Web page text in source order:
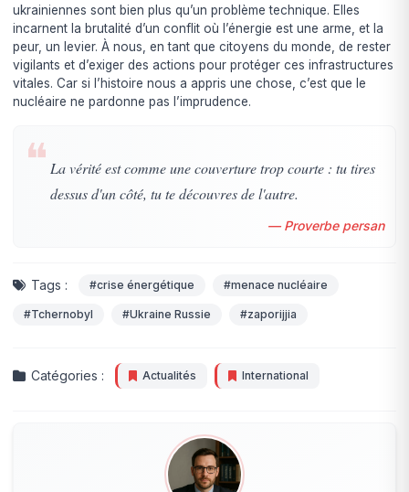
ukrainiennes sont bien plus qu’un problème technique. Elles
incarnent la brutalité d’un conflit où l’énergie est une arme, et la
peur, un levier. À nous, en tant que citoyens du monde, de rester
vigilants et d’exiger des actions pour protéger ces infrastructures
vitales. Car si l’histoire nous a appris une chose, c’est que le
nucléaire ne pardonne pas l’imprudence.
❝ La vérité est comme une couverture trop courte : tu tires
dessus d'un côté, tu te découvres de l'autre.
— Proverbe persan
Tags : #crise énergétique #menace nucléaire
#Tchernobyl #Ukraine Russie #zaporijjia
Catégories : Actualités International